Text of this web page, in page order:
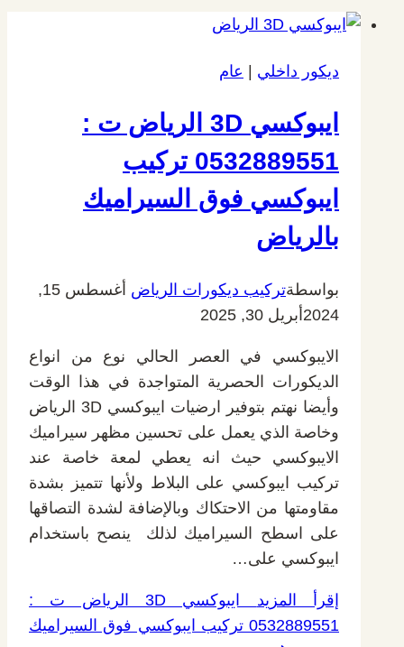
ديكور داخلي | عام
ايبوكسي 3D الرياض ت :
0532889551 تركيب
ايبوكسي فوق السيراميك
بالرياض
بواسطةتركيب ديكورات الرياض
أغسطس 15,
2024أبريل 30, 2025
الايبوكسي في العصر الحالي نوع من انواع
الديكورات الحصرية المتواجدة في هذا الوقت
وأيضا نهتم بتوفير ارضيات ايبوكسي 3D الرياض
وخاصة الذي يعمل على تحسين مظهر سيراميك
الايبوكسي حيث انه يعطي لمعة خاصة عند
تركيب ايبوكسي على البلاط ولأنها تتميز بشدة
مقاومتها من الاحتكاك وبالإضافة لشدة التصاقها
على اسطح السيراميك لذلك ينصح باستخدام
ايبوكسي على…
إقرأ المزيد
ايبوكسي 3D الرياض ت :
0532889551 تركيب ايبوكسي فوق السيراميك